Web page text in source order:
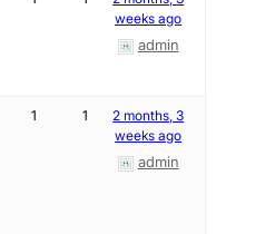
weeks ago
admin
1 1
2 months, 3
weeks ago
admin